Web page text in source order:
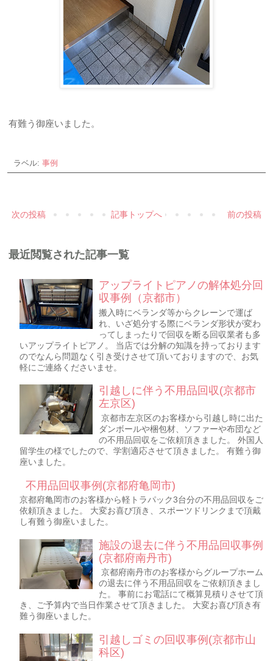
有難う御座いました。
ラベル: 事例
次の投稿 前の投稿
記事トップへ
最近閲覧された記事一覧
アップライトピアノの解体処分回
収事例（京都市）
搬入時にベランダ等からクレーンで運ば
れ、いざ処分する際にベランダ形状が変わ
ってしまったりで回収を断る回収業者も多
いアップライトピアノ。 当店では分解の知識を持っております
のでなんら問題なく引き受けさせて頂いておりますので、お気
軽にご連絡くださいませ。
引越しに伴う不用品回収(京都市
左京区)
京都市左京区のお客様から引越し時に出た
ダンボールや梱包材、ソファーや布団など
の不用品回収をご依頼頂きました。 外国人
留学生の様でしたので、学割適応させて頂きました。 有難う御
座いました。
不用品回収事例(京都府亀岡市)
京都府亀岡市のお客様から軽トラパック3台分の不用品回収をご
依頼頂きました。 大変お喜び頂き、スポーツドリンクまで頂戴
し有難う御座いました。
施設の退去に伴う不用品回収事例
(京都府南丹市)
京都府南丹市のお客様からグループホーム
の退去に伴う不用品回収をご依頼頂きまし
た。 事前にお電話にて概算見積りさせて頂
き、ご予算内で当日作業させて頂きました。 大変お喜び頂き有
難う御座いました。
引越しゴミの回収事例(京都市山
科区)